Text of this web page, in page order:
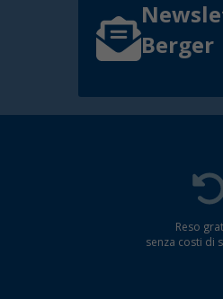
Berger
Reso
senza costi di